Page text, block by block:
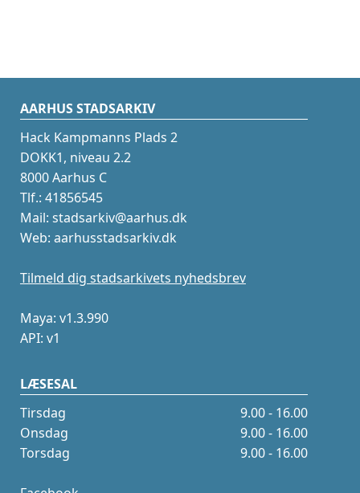
AARHUS STADSARKIV
Hack Kampmanns Plads 2
DOKK1, niveau 2.2
8000 Aarhus C
Tlf.: 41856545
Mail: stadsarkiv@aarhus.dk
Web: aarhusstadsarkiv.dk
Tilmeld dig stadsarkivets nyhedsbrev
Maya: v1.3.990
API: v1
LÆSESAL
Tirsdag
9.00 - 16.00
Onsdag
9.00 - 16.00
Torsdag
9.00 - 16.00